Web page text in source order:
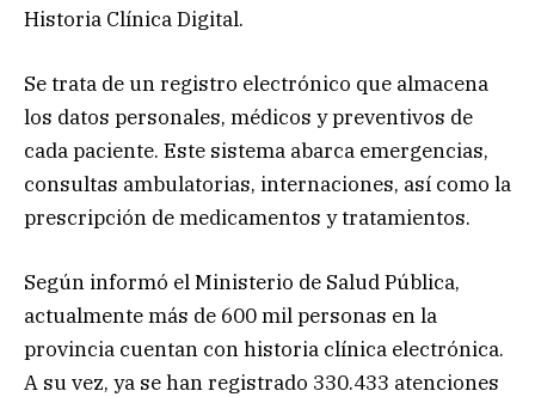
Historia Clínica Digital.
Se trata de un registro electrónico que almacena
los datos personales, médicos y preventivos de
cada paciente. Este sistema abarca emergencias,
consultas ambulatorias, internaciones, así como la
prescripción de medicamentos y tratamientos.
Según informó el Ministerio de Salud Pública,
actualmente más de 600 mil personas en la
provincia cuentan con historia clínica electrónica.
A su vez, ya se han registrado 330.433 atenciones